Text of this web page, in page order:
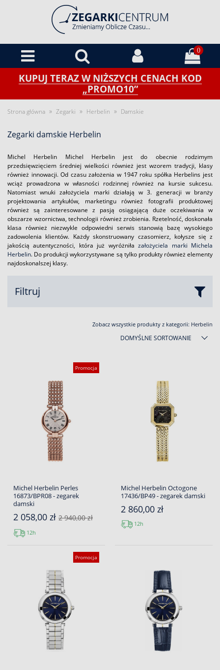
0
KUPUJ TERAZ W NIŻSZYCH CENACH KOD
„PROMO10”
Strona główna » Zegarki » Herbelin » Damskie
Zegarki damskie Herbelin
Michel Herbelin Michel Herbelin jest do obecnie rodzimym
przedsięwzięciem średniej wielkości również jest wzorem tradycji, klasy
również innowacji. Od czasu założenia w 1947 roku spółka Herbelins jest
wciąż prowadzona w własności rodzinnej również na kursie sukcesu.
Natomiast wnuki założyciela marki działają w 3. generacji w branży
projektowania artykułów, marketingu również fotografii produktowej
również są zainteresowane z pasją osiągającą duże oczekiwania w
obszarze wzornictwa, technologii również zrobienia. Rzetelność, doskonała
klasa również niezwykle odpowiedni serwis stanowią bazę wysokiego
zadowolenia klientów. Każdy skonstruowany czasomierz, kołysze się z
jakością autentyczności, która już wyróżniłazałożyciela marki Michela
Herbelin. Do produkcji wykorzystywane są tylko produkty również elementy
najdoskonalszej klasy.
Filtruj
Zobacz wszystkie produkty z kategorii: Herbelin
DOMYŚLNE SORTOWANIE
Promocja
Michel Herbelin Perles
16873/BPR08 - zegarek
damski
2 058,00 zł 2 940,00 zł
12h
Michel Herbelin Octogone
17436/BP49 - zegarek damski
2 860,00 zł
12h
Promocja